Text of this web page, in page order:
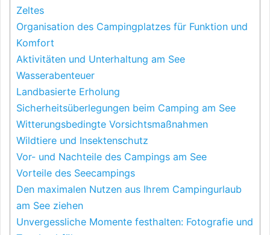
Zeltes
Organisation des Campingplatzes für Funktion und
Komfort
Aktivitäten und Unterhaltung am See
Wasserabenteuer
Landbasierte Erholung
Sicherheitsüberlegungen beim Camping am See
Witterungsbedingte Vorsichtsmaßnahmen
Wildtiere und Insektenschutz
Vor- und Nachteile des Campings am See
Vorteile des Seecampings
Den maximalen Nutzen aus Ihrem Campingurlaub
am See ziehen
Unvergessliche Momente festhalten: Fotografie und